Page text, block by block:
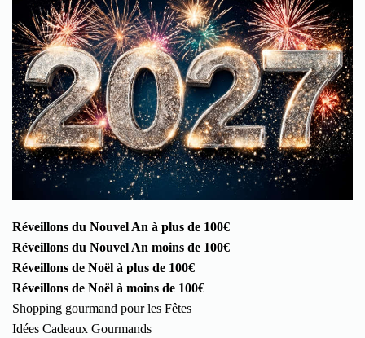
Réveillons du Nouvel An à plus de 100€
Réveillons du Nouvel An moins de 100€
Réveillons de Noël à plus de 100€
Réveillons de Noël à moins de 100€
Shopping gourmand pour les Fêtes
Idées Cadeaux Gourmands